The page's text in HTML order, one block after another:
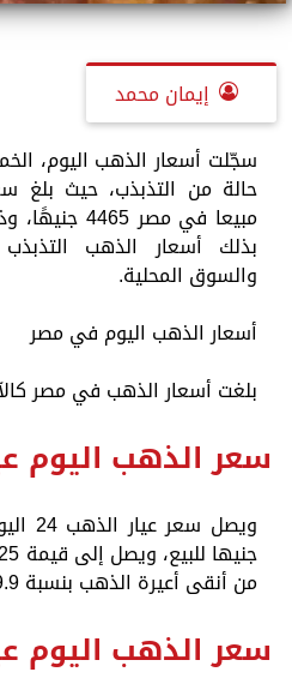
إيمان محمد
مبيعا في
بذلك أسعار الذهب
والسوق المحلية.
أسعار الذهب اليوم في مصر
بلغت أسعار الذهب في مصر
سعر الذهب اليوم
من أنقى أعيرة الذهب بنسبة 99.9%.
سعر الذهب اليوم